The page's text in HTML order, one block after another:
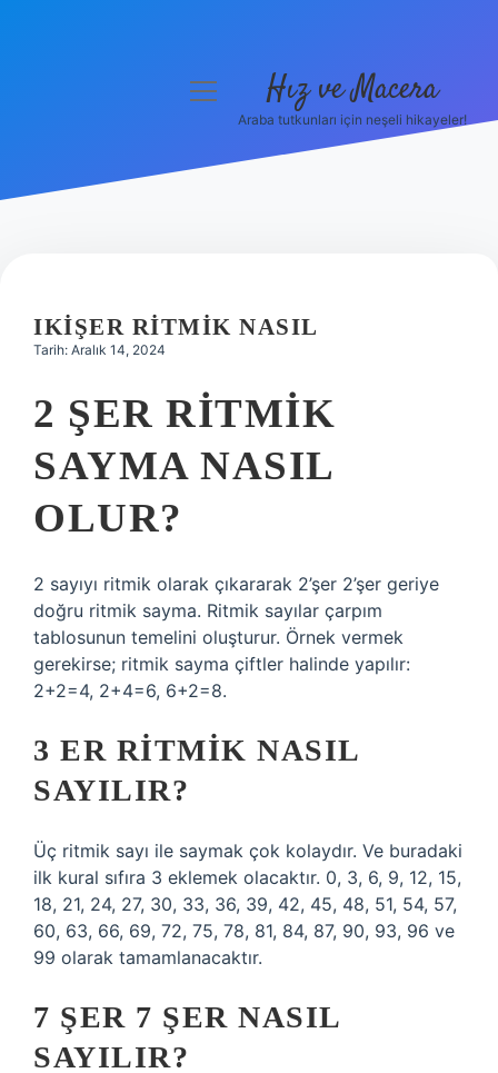
Hakkımızda
menüyü
Hız ve Macera
Araba tutkunları için neşeli hikayeler!
IKIŞER RITMIK NASIL
Tarih: Aralık 14, 2024
2 ŞER RITMIK
SAYMA NASIL
OLUR?
2 sayıyı ritmik olarak çıkararak 2’şer 2’şer geriye
doğru ritmik sayma. Ritmik sayılar çarpım
tablosunun temelini oluşturur. Örnek vermek
gerekirse; ritmik sayma çiftler halinde yapılır:
2+2=4, 2+4=6, 6+2=8.
3 ER RITMIK NASIL
SAYILIR?
Üç ritmik sayı ile saymak çok kolaydır. Ve buradaki
ilk kural sıfıra 3 eklemek olacaktır. 0, 3, 6, 9, 12, 15,
18, 21, 24, 27, 30, 33, 36, 39, 42, 45, 48, 51, 54, 57,
60, 63, 66, 69, 72, 75, 78, 81, 84, 87, 90, 93, 96 ve
99 olarak tamamlanacaktır.
7 ŞER 7 ŞER NASIL
SAYILIR?